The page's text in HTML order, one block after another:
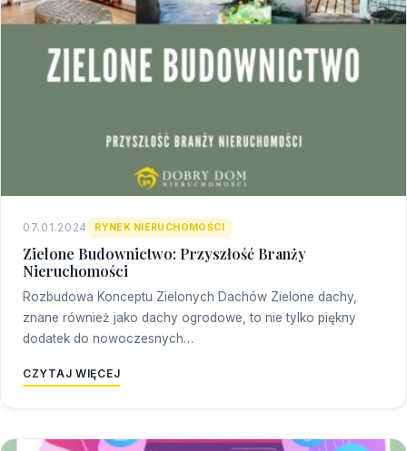
07.01.2024 RYNEK NIERUCHOMOŚCI
Zielone Budownictwo: Przyszłość Branży
Nieruchomości
Rozbudowa Konceptu Zielonych Dachów Zielone dachy,
znane również jako dachy ogrodowe, to nie tylko piękny
dodatek do nowoczesnych…
CZYTAJ WIĘCEJ